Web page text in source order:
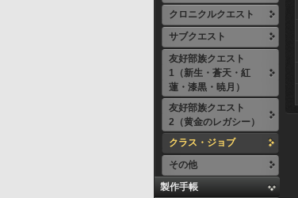
クロニクルクエスト
サブクエスト
友好部族クエスト
1（新生・蒼天・紅
蓮・漆黒・暁月）
友好部族クエスト
2（黄金のレガシー）
クラス・ジョブ
その他
製作手帳